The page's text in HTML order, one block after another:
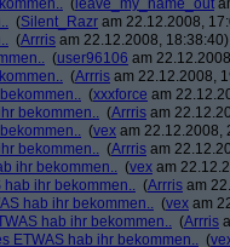
( leave_my_name_out
(Silent_Razr am 22.12.2008,
(Arrris am 22.12.2008, 18:38:40)
(user96106 am
(Arrris am 22.12.2008,
(xxxforce am
bekommen.. (Arrris am
(vex am 22.12.2008,
bekommen.. (Arrris am
ihr bekommen.. (vex am
hab ihr bekommen.. (Arrris am
hab ihr bekommen.. (vex am
hab ihr bekommen.. (Arrris
ETWAS hab ihr bekommen.. (